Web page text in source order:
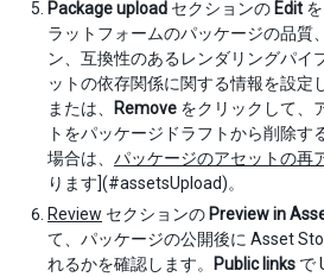
Package upload セクションの Edit
ラットフォームのパッケージの品質
ン、互換性のあるレンダリングパイ
ットの依存関係に関する情報を設定
または、 Remove をクリックして、
トをパッケージドラフトから削除す
場合は、 パッケージのアセットの再
ります](#assetsUpload)。
Review セクションの Preview in
て、パッケージの公開後に Asset
れるかを確認します。 Public links で